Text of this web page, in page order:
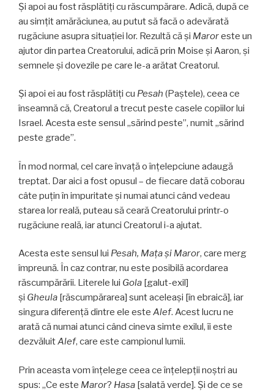
Și apoi au fost răsplătiți cu răscumpărare. Adică, după ce
au simțit amărăciunea, au putut să facă o adevărată
rugăciune asupra situației lor. Rezultă că și Maroreste un
ajutor din partea Creatorului, adică prin Moise și Aaron, și
semnele și dovezile pe care le-a arătat Creatorul.
Și apoi ei au fost răsplătiți cu Pesah (Paștele), ceea ce
înseamnă că, Creatorul a trecut peste casele copiilor lui
Israel. Acesta este sensul „sărind peste”, numit „sărind
peste grade”.
În mod normal, cel care învață o înțelepciune adaugă
treptat. Dar aici a fost opusul – de fiecare dată coborau
câte puțin în impuritate și numai atunci când vedeau
starea lor reală, puteau să ceară Creatorului printr-o
rugăciune reală, iar atunci Creatorul i-a ajutat.
Acesta este sensul lui Pesah, Mața și Maror, care merg
împreună. În caz contrar, nu este posibilă acordarea
răscumpărării. Literele lui Gola [galut-exil]
și Gheula [răscumpărarea] sunt aceleași [în ebraică], iar
singura diferență dintre ele este Alef. Acest lucru ne
arată că numai atunci când cineva simte exilul, îi este
dezvăluitAlef, care este campionul lumii.
Prin aceasta vom înțelege ceea ce înțelepții noștri au
spus: „Ce este Maror? Hasa [salată verde]. Și de ce se